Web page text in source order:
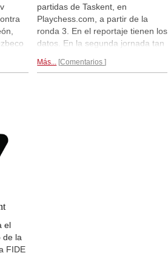
partidas de Taskent, en
Playchess.com, a partir de la
ronda 3. En el reportaje tienen los
datos. En la segunda jornada tan
pero algunas de las tablas no
Más... Comentarios
el
de la
FIDE